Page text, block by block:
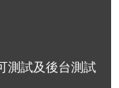
測試及後台測試